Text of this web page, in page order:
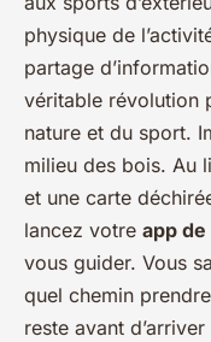
physique de
partage
véritable révolution
nature et du sport.
milieu des bois. Au
et une carte
lancez votre app
vous guider. Vous
quel chemin
reste avant